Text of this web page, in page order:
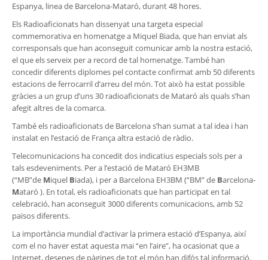
Espanya, linea de Barcelona-Mataró, durant 48 hores.
Els Radioaficionats han dissenyat una targeta especial
commemorativa en homenatge a Miquel Biada, que han enviat als
corresponsals que han aconseguit comunicar amb la nostra estació,
el que els serveix per a record de tal homenatge. També han
concedir diferents diplomes pel contacte confirmat amb 50 diferents
estacions de ferrocarril d’arreu del món. Tot això ha estat possible
gràcies a un grup d’uns 30 radioaficionats de Mataró als quals s’han
afegit altres de la comarca.
També els radioaficionats de Barcelona s’han sumat a tal idea i han
instalat en l’estació de França altra estació de ràdio.
Telecomunicacions ha concedit dos indicatius especials sols per a
tals esdeveniments. Per a l’estació de Mataró EH3MB
(“MB”de Miquel Biada), i per a Barcelona EH3BM (“BM” de Barcelona-
Mataró ). En total, els radioaficionats que han participat en tal
celebració, han aconseguit 3000 diferents comunicacions, amb 52
països diferents.
La importància mundial d’activar la primera estació d’Espanya, així
com el no haver estat aquesta mai “en l’aire”, ha ocasionat que a
Internet, desenes de pàgines de tot el món han difós tal informació.